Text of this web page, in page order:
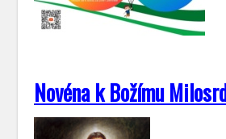
Novéna k Božímu